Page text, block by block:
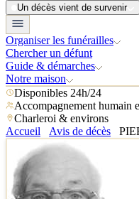
Un décès vient de survenir
Organiser les funérailles
Chercher un défunt
Guide & démarches
Notre maison
Disponibles 24h/24
Accompagnement humain
Charleroi & environs
Accueil
Avis de décès